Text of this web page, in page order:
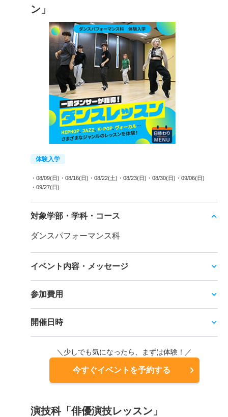
ン」
体験入学
・08/09(日) ・08/16(日) ・08/22(土) ・08/23(日) ・08/30(日) ・09/06(日)
・09/27(日)
対象学部・学科・コース
ダンスパフォーマンス科
イベント内容・メッセージ
参加費用
開催日時
＼少しでも気になったら、まずは体験！／
今すぐイベントを予約する
演技科「俳優演技レッスン」